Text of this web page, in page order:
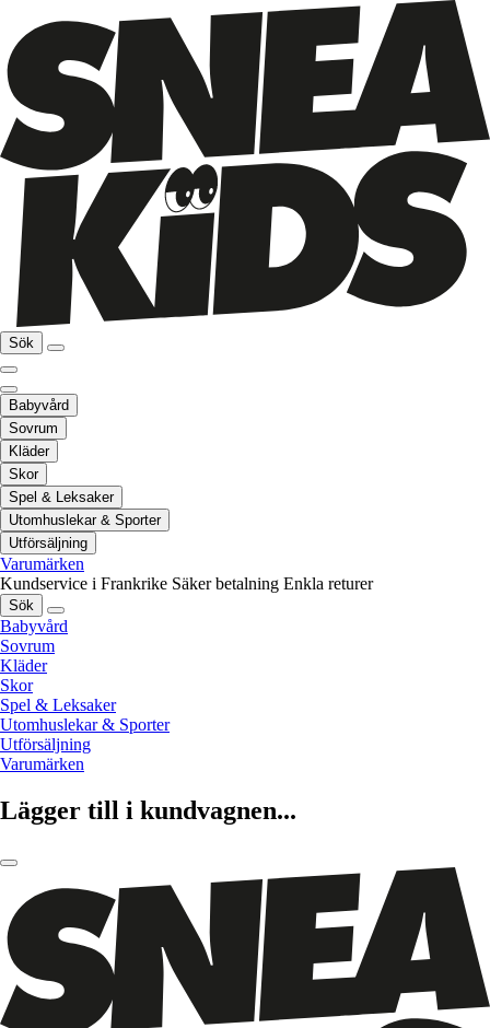
Sök
Babyvård
Sovrum
Kläder
Skor
Spel & Leksaker
Utomhuslekar & Sporter
Utförsäljning
Varumärken
Kundservice i Frankrike Säker betalning Enkla returer
Sök
Babyvård
Sovrum
Kläder
Skor
Spel & Leksaker
Utomhuslekar & Sporter
Utförsäljning
Varumärken
Lägger till i kundvagnen...